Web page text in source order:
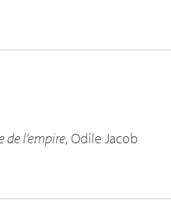
de l’empire, Odile Jacob